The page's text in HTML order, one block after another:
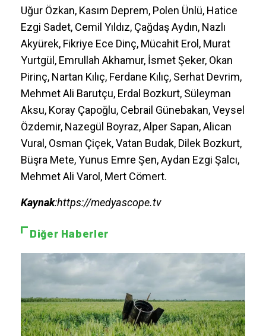
Uğur Özkan, Kasım Deprem, Polen Ünlü, Hatice
Ezgi Sadet, Cemil Yıldız, Çağdaş Aydın, Nazlı
Akyürek, Fikriye Ece Dinç, Mücahit Erol, Murat
Yurtgül, Emrullah Akhamur, İsmet Şeker, Okan
Pirinç, Nartan Kılıç, Ferdane Kılıç, Serhat Devrim,
Mehmet Ali Barutçu, Erdal Bozkurt, Süleyman
Aksu, Koray Çapoğlu, Cebrail Günebakan, Veysel
Özdemir, Nazegül Boyraz, Alper Sapan, Alican
Vural, Osman Çiçek, Vatan Budak, Dilek Bozkurt,
Büşra Mete, Yunus Emre Şen, Aydan Ezgi Şalcı,
Mehmet Ali Varol, Mert Cömert.
Kaynak:https://medyascope.tv
Diğer Haberler